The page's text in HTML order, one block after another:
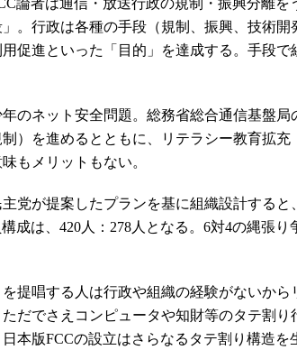
論者は通信・放送行政の規制・振興分離を
。行政は各種の手段（規制、振興、技術開
促進といった「目的」を達成する。手段
のネット安全問題。総務省総合通信基盤局
）を進めるとともに、リテラシー教育拡充
もメリットもない。
党が提案したプランを基に組織設計すると
成は、420人：278人となる。6対4の縄張
提唱する人は行政や組織の経験がないから
だでさえコンピュータや知財等のタテ割り
本版FCCの設立はさらなるタテ割り構造を